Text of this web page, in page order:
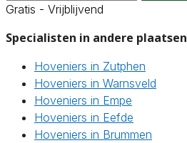
Gratis - Vrijblijvend
Specialisten in andere plaatsen
Hoveniers in Zutphen
Hoveniers in Warnsveld
Hoveniers in Empe
Hoveniers in Eefde
Hoveniers in Brummen